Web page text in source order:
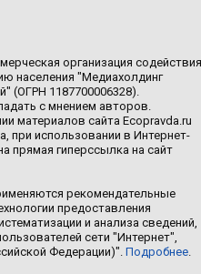
организация содействия
населения "Медиахолдинг
(ОГРН 1187700006328).
с мнением авторов.
материалов сайта Ecopravda.ru
при использовании в Интернет-
прямая гиперссылка на сайт
рекомендательные
предоставления
и анализа сведений,
сети "Интернет",
Федерации)". Подробнее.